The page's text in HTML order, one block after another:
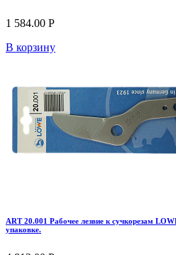
1 584.00 Р
В корзину
ART 20.001 Рабочее лезвие к сучкорезам
упаковке.